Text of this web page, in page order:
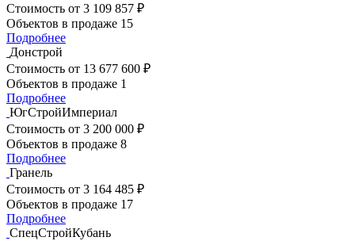
Стоимость от 3 109 857 ₽
Объектов в продаже 15
Подробнее
Донстрой
Стоимость от 13 677 600 ₽
Объектов в продаже 1
Подробнее
ЮгСтройИмпериал
Стоимость от 3 200 000 ₽
Объектов в продаже 8
Подробнее
Гранель
Стоимость от 3 164 485 ₽
Объектов в продаже 17
Подробнее
СпецСтройКубань